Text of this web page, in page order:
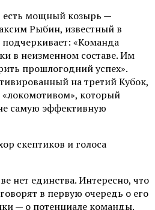
есть мощный козырь —
Рыбин, известный в
«Команда
в неизменном составе. Им
прошлогодний успех».
на третий Кубок,
который
самую эффективную
скептиков и голоса
нет единства. Интересно, что
в первую очередь о его
— о потенциале команды.